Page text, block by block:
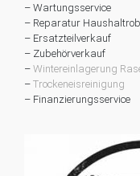
– Wartungsservice
– Reparatur
– Ersatzteilverkauf
– Zubehörverkauf
– Wintereinlagerung
– Trockeneisreinigung
– Finanzierungsservice